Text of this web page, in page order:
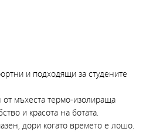
и подходящи за студените
мъхеста термо-изолираща
и красота на ботата.
дори когато времето е лошо.